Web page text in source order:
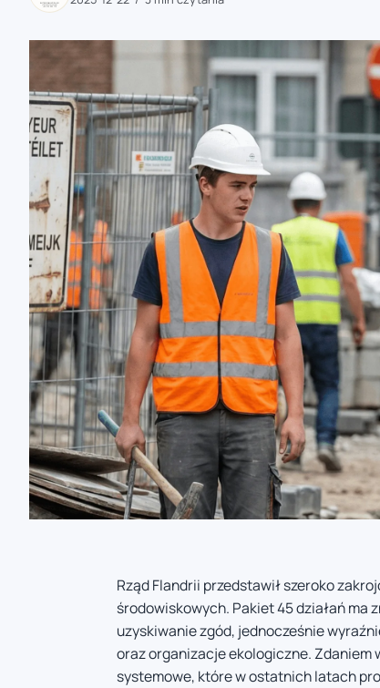
zaobserwuj nas
zaobserwuj nas
zaobserwuj nas
Rząd Flandrii przedstawił szeroko
środowiskowych. Pakiet 45 działań
uzyskiwanie zgód, jednocześnie
oraz organizacje ekologiczne. Zdaniem
systemowe, które w ostatnich latach